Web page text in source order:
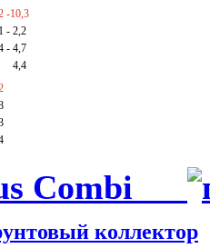
-10,3
- 2,2
- 4,7
4,4
Combi
коллектор